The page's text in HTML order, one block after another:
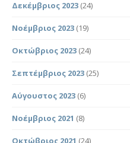
Δεκέμβριος 2023 (24)
Νοέμβριος 2023 (19)
Οκτώβριος 2023 (24)
Σεπτέμβριος 2023 (25)
Αύγουστος 2023 (6)
Νοέμβριος 2021 (8)
Οκτώβριος 2021 (24)